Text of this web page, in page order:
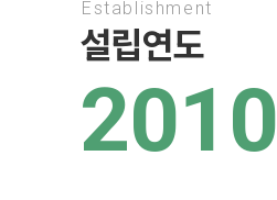
Establishment
설립연도
2010